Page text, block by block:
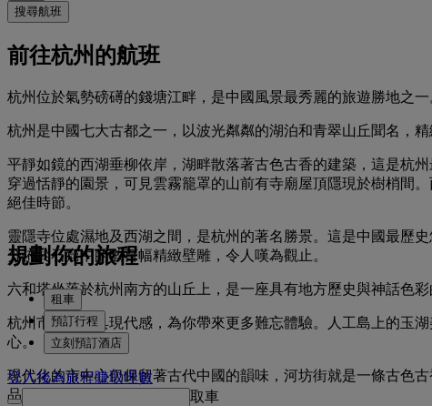
搜尋航班
前往杭州的航班
杭州位於氣勢磅礡的錢塘江畔，是中國風景最秀麗的旅遊勝地之一
杭州是中國七大古都之一，以波光粼粼的湖泊和青翠山丘聞名，
平靜如鏡的西湖垂柳依岸，湖畔散落著古色古香的建築，這是杭
穿過恬靜的園景，可見雲霧籠罩的山前有寺廟屋頂隱現於樹梢間
絕佳時節。
靈隱寺位處濕地及西湖之間，是杭州的著名勝景。這是中國最歷
分佈於石窟中的數百幅精緻壁雕，令人嘆為觀止。
六和塔坐落於杭州南方的山丘上，是一座具有地方歷史與神話色
杭州市中心極具現代感，為你帶來更多難忘體驗。人工島上的玉
心。
現代化的市中心仍保留著古代中國的韻味，河坊街就是一條古色
品。
規劃你的旅程
租車
預訂行程
立刻預訂酒店
登入後為旅程賺取哩數
取車